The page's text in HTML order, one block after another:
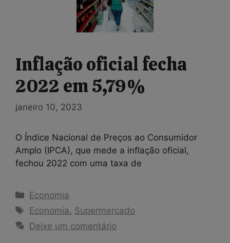
Inflação oficial fecha
2022 em 5,79%
janeiro 10, 2023
O Índice Nacional de Preços ao Consumidor
Amplo (IPCA), que mede a inflação oficial,
fechou 2022 com uma taxa de
Categorias
Economia
Tags
Economia , Supermercado
Deixe um comentário